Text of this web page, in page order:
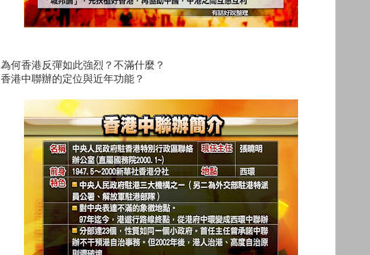
為何香港反彈如此強烈？不滿什麼？
香港中聯辦的定位與近年功能？